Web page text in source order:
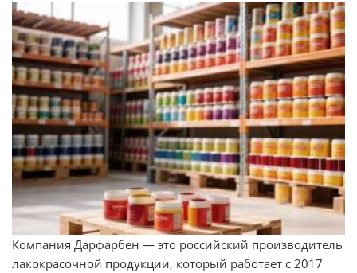
Компания Дарфарбен — это российский производитель
лакокрасочной продукции, который работает с 2017